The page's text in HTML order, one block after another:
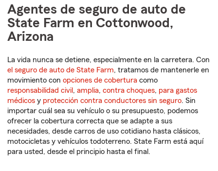
Agentes de seguro de auto de
State Farm en Cottonwood,
Arizona
La vida nunca se detiene, especialmente en la carretera. Con
el seguro de auto de State Farm, tratamos de mantenerle en
movimiento con opciones de cobertura como
responsabilidad civil , amplia, contra choques, para gastos
médicos y protección contra conductores sin seguro. Sin
importar cuál sea su vehículo o su presupuesto, podemos
ofrecer la cobertura correcta que se adapte a sus
necesidades, desde carros de uso cotidiano hasta clásicos,
motocicletas y vehículos todoterreno. State Farm está aquí
para usted, desde el principio hasta el final.